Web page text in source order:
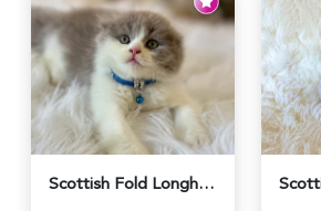
Scottish Fold Longhair Lilac Bi Color 2 Aylık - 5908